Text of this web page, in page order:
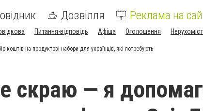
Дозвілля Реклама на
Питання-відповідь Афіша Оголошення
на продуктові набори для українців, які потребують
скраю — я